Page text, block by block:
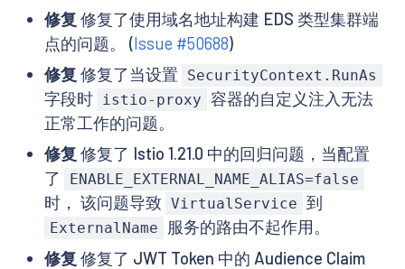
修复 修复了使用域名地址构建 EDS 类型集群端
点的问题。 (Issue #50688)
修复 修复了当设置 SecurityContext.RunAs
字段时 istio-proxy 容器的自定义注入无法
正常工作的问题。
修复 修复了 Istio 1.21.0 中的回归问题，当配置
了
ENABLE_EXTERNAL_NAME_ALIAS=false
时， 该问题导致 VirtualService 到
ExternalName
服务的路由不起作用。
修复 修复了 JWT Token 中的 Audience Claim